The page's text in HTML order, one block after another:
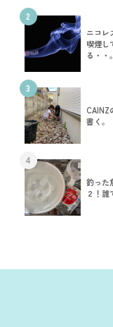
2
ニコレ
喫煙し
る・・。
3
CAINZ
書く。
4
釣った
２！誰